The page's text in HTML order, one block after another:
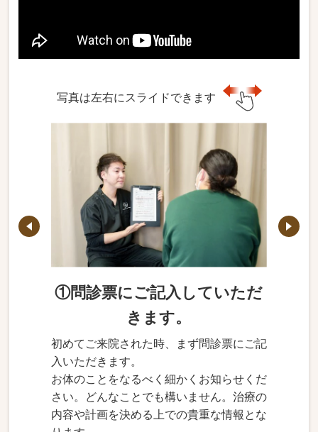
写真は左右にスライドできます
①問診票にご記入していただ
きます。
初めてご来院された時、まず問診票にご記
入いただきます。
お体のことをなるべく細かくお知らせくだ
さい。どんなことでも構いません。治療の
内容や計画を決める上での貴重な情報とな